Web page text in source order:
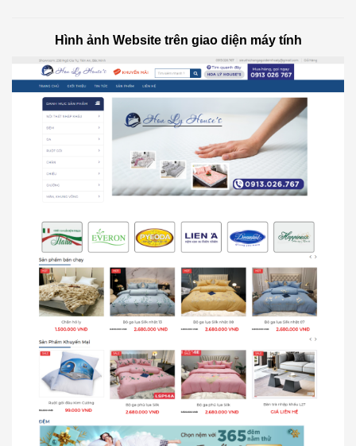
Hình ảnh Website trên giao diện máy tính